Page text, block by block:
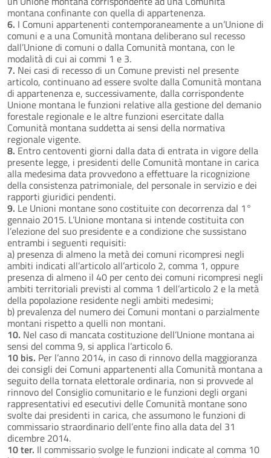
montana confinante con quella di appartenenza.
6. I Comuni appartenenti contemporaneamente a un’Unione di
comuni e a una Comunità montana deliberano sul recesso
dall’Unione di comuni o dalla Comunità montana, con le
modalità di cui ai commi 1 e 3.
7. Nei casi di recesso di un Comune previsti nel presente
articolo, continuano ad essere svolte dalla Comunità montana
di appartenenza e, successivamente, dalla corrispondente
Unione montana le funzioni relative alla gestione del demanio
forestale regionale e le altre funzioni esercitate dalla
Comunità montana suddetta ai sensi della normativa
regionale vigente.
8. Entro centoventi giorni dalla data di entrata in vigore della
presente legge, i presidenti delle Comunità montane in carica
alla medesima data provvedono a effettuare la ricognizione
della consistenza patrimoniale, del personale in servizio e dei
rapporti giuridici pendenti.
9. Le Unioni montane sono costituite con decorrenza dal 1°
gennaio 2015. L’Unione montana si intende costituita con
l’elezione del suo presidente e a condizione che sussistano
entrambi i seguenti requisiti:
a) presenza di almeno la metà dei comuni ricompresi negli
ambiti indicati all’articolo all’articolo 2, comma 1, oppure
presenza di almeno il 40 per cento dei comuni ricompresi negli
ambiti territoriali previsti al comma 1 dell’articolo 2 e la metà
della popolazione residente negli ambiti medesimi;
b) prevalenza del numero dei Comuni montani o parzialmente
montani rispetto a quelli non montani.
10. Nel caso di mancata costituzione dell’Unione montana ai
sensi del comma 9, si applica l’articolo 6.
10 bis. Per l’anno 2014, in caso di rinnovo della maggioranza
dei consigli dei Comuni appartenenti alla Comunità montana a
seguito della tornata elettorale ordinaria, non si provvede al
rinnovo del Consiglio comunitario e le funzioni degli organi
rappresentativi ed esecutivi delle Comunità montane sono
svolte dai presidenti in carica, che assumono le funzioni di
commissario straordinario dell’ente fino alla data del 31
dicembre 2014.
10 ter. Il commissario svolge le funzioni indicate al comma 10